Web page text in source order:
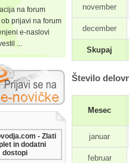
na forum
ob prijavi na forum
e-naslovi
...
- Zlati
in dodatni
dostopi
november
december
Skupaj
Število
Mesec
januar
februar